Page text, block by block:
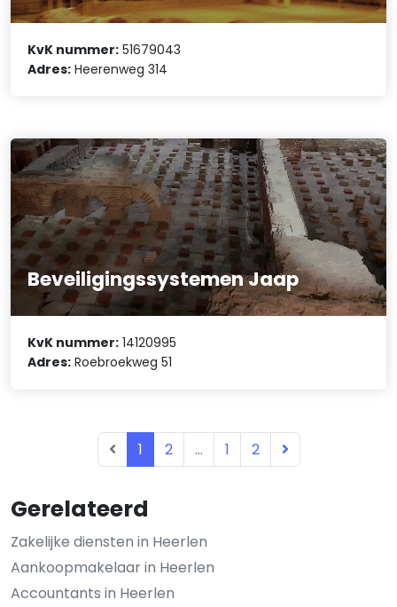
Gerelateerd
Zakelijke diensten in Heerlen
Aankoopmakelaar in Heerlen
Accountants in Heerlen
KvK nummer: 51679043
Adres: Heerenweg 314
Beveiligingssystemen Jaap
KvK nummer: 14120995
Adres: Roebroekweg 51
1 2 ... 1 2